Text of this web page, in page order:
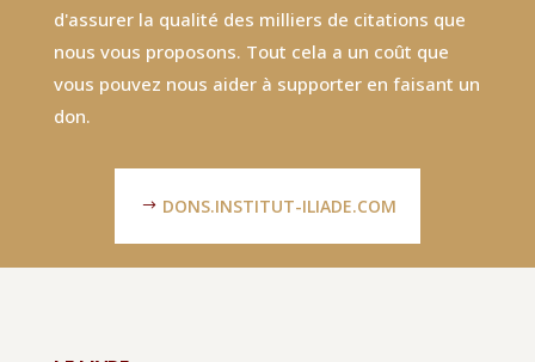
d'assurer la qualité des milliers de citations que
nous vous proposons. Tout cela a un coût que
vous pouvez nous aider à supporter en faisant un
don.
DONS.INSTITUT-ILIADE.COM